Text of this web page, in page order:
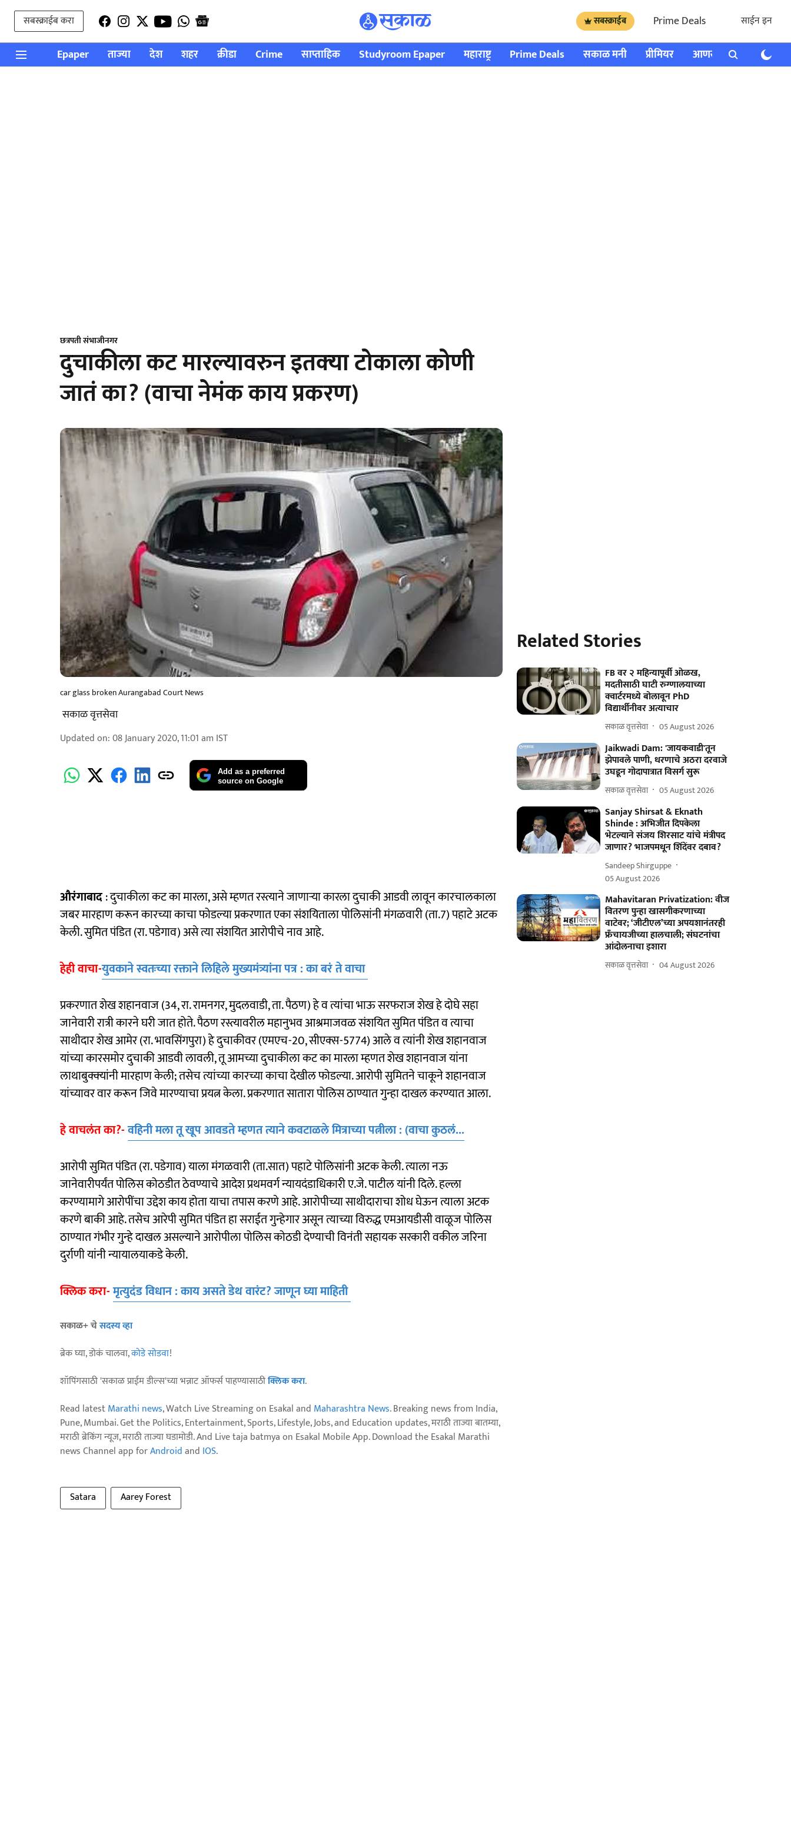
सबस्क्राईब करा सबस्क्राईब Prime Deals साईन इन
Epaper ताज्या देश शहर क्रीडा Crime साप्ताहिक Studyroom Epaper महाराष्ट्र Prime Deals सकाळ मनी प्रीमियर आणखी राशी भविष्य
छत्रपती संभाजीनगर
दुचाकीला कट मारल्यावरुन इतक्‍या टोकाला कोणी
जातं का? (वाचा नेमंक काय प्रकरण)
car glass broken Aurangabad Court News
​ ​​​सकाळ वृत्तसेवा
Updated on:08 January 2020, 11:01 am IST
Add as a preferred
source on Google
औरंगाबाद: दुचाकीला कट का मारला, असे म्हणत रस्त्याने जाणाऱ्या कारला दुचाकी आडवी लावून कारचालकाला
जबर मारहाण करून कारच्या काचा फोडल्या प्रकरणात एका संशयिताला पोलिसांनी मंगळवारी (ता.7) पहाटे अटक
केली. सुमित पंडित (रा. पडेगाव) असे त्या संशयित आरोपीचे नाव आहे.
हेही वाचा-युवकाने स्वतःच्या रक्ताने लिहिले मुख्यमंत्र्यांना पत्र : का बरं ते वाचा
प्रकरणात शेख शहानवाज (34, रा. रामनगर, मुदलवाडी, ता. पैठण) हे व त्यांचा भाऊ सरफराज शेख हे दोघे सहा
जानेवारी रात्री कारने घरी जात होते. पैठण रस्त्यावरील महानुभव आश्रमाजवळ संशयित सुमित पंडित व त्याचा
साथीदार शेख आमेर (रा. भावसिंगपुरा) हे दुचाकीवर (एमएच-20, सीएक्‍स-5774) आले व त्यांनी शेख शहानवाज
यांच्या कारसमोर दुचाकी आडवी लावली, तू आमच्या दुचाकीला कट का मारला म्हणत शेख शहानवाज यांना
लाथाबुक्‍क्‍यांनी मारहाण केली; तसेच त्यांच्या कारच्या काचा देखील फोडल्या. आरोपी सुमितने चाकूने शहानवाज
यांच्यावर वार करून जिवे मारण्याचा प्रयत्न केला. प्रकरणात सातारा पोलिस ठाण्यात गुन्हा दाखल करण्यात आला.
हे वाचलंत का?-वहिनी मला तू खूप आवडते म्हणत त्याने कवटाळले मित्राच्या पत्नीला : (वाचा कुठलं...
आरोपी सुमित पंडित (रा. पडेगाव) याला मंगळवारी (ता.सात) पहाटे पोलिसांनी अटक केली. त्याला नऊ
जानेवारीपर्यंत पोलिस कोठडीत ठेवण्याचे आदेश प्रथमवर्ग न्यायदंडाधिकारी ए.जे. पाटील यांनी दिले. हल्ला
करण्यामागे आरोपींचा उद्देश काय होता याचा तपास करणे आहे. आरोपीच्या साथीदाराचा शोध घेऊन त्याला अटक
करणे बाकी आहे. तसेच आरेपी सुमित पंडित हा सराईत गुन्हेगार असून त्याच्या विरुद्ध एमआयडीसी वाळूज पोलिस
ठाण्यात गंभीर गुन्हे दाखल असल्याने आरोपीला पोलिस कोठडी देण्याची विनंती सहायक सरकारी वकील जरिना
दुर्राणी यांनी न्यायालयाकडे केली.
क्लिक करा-मृत्युदंड विधान : काय असते डेथ वारंट? जाणून घ्या माहिती
सकाळ+ चेसदस्य व्हा
ब्रेक घ्या, डोकं चालवा,कोडे सोडवा!
शॉपिंगसाठी 'सकाळ प्राईम डील्स'च्या भन्नाट ऑफर्स पाहण्यासाठीक्लिक करा.
Read latestMarathi news, Watch Live Streaming on Esakal and Maharashtra News. Breaking news from India,
Pune, Mumbai. Get the Politics, Entertainment, Sports, Lifestyle, Jobs, and Education updates, मराठी ताज्या बातम्या,
मराठी ब्रेकिंग न्यूज, मराठी ताज्या घडामोडी. And Live taja batmya on Esakal Mobile App. Download the Esakal Marathi
news Channel app forAndroidand IOS.
Satara Aarey Forest
Related Stories
FB वर २ महिन्यापूर्वी ओळख,
मदतीसाठी घाटी रुग्णालयाच्या
क्वार्टरमध्ये बोलावून PhD
विद्यार्थीनीवर अत्याचार
सकाळ वृत्तसेवा 05 August 2026
Jaikwadi Dam: 'जायकवाडी'तून
झेपावले पाणी, धरणाचे अठरा दरवाजे
उघडून गोदापात्रात विसर्ग सुरू
सकाळ वृत्तसेवा 05 August 2026
Sanjay Shirsat & Eknath
Shinde : अभिजीत दिपकेला
भेटल्याने संजय शिरसाट यांचे मंत्रीपद
जाणार? भाजपमधून शिंदेंवर दबाव?
Sandeep Shirguppe
05 August 2026
Mahavitaran Privatization: वीज
वितरण पुन्हा खासगीकरणाच्या
वाटेवर; ‘जीटीएल’च्या अपयशानंतरही
फ्रँचायजीच्या हालचाली; संघटनांचा
आंदोलनाचा इशारा
सकाळ वृत्तसेवा 04 August 2026